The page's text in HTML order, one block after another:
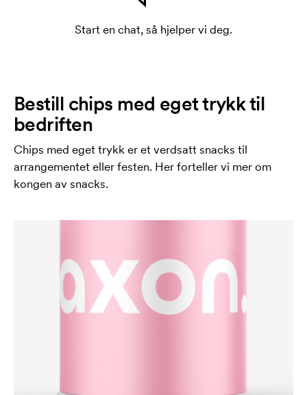
Start en chat, så hjelper vi deg.
Bestill chips med eget trykk til
bedriften
Chips med eget trykk er et verdsatt snacks til
arrangementet eller festen. Her forteller vi mer om
kongen av snacks.